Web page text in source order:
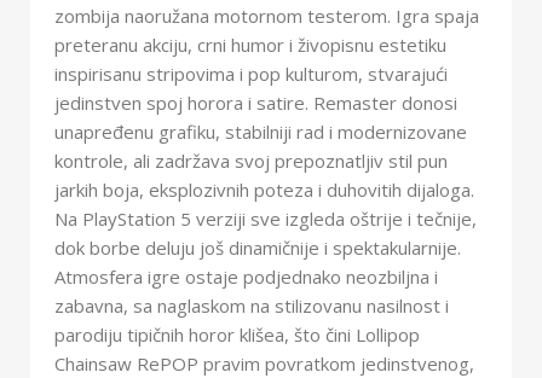
zombija naoružana motornom testerom. Igra spaja
preteranu akciju, crni humor i živopisnu estetiku
inspirisanu stripovima i pop kulturom, stvarajući
jedinstven spoj horora i satire. Remaster donosi
unapređenu grafiku, stabilniji rad i modernizovane
kontrole, ali zadržava svoj prepoznatljiv stil pun
jarkih boja, eksplozivnih poteza i duhovitih dijaloga.
Na PlayStation 5 verziji sve izgleda oštrije i tečnije,
dok borbe deluju još dinamičnije i spektakularnije.
Atmosfera igre ostaje podjednako neozbiljna i
zabavna, sa naglaskom na stilizovanu nasilnost i
parodiju tipičnih horor klišea, što čini Lollipop
Chainsaw RePOP pravim povratkom jedinstvenog,